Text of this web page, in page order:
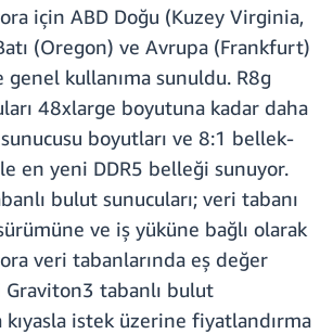
için ABD Doğu (Kuzey Virginia,
(Oregon) ve Avrupa (Frankfurt)
kullanıma sunuldu. R8g
48xlarge boyutuna kadar daha
boyutları ve 8:1 bellek-
en yeni DDR5 belleği sunuyor.
bulut sunucuları; veri tabanı
ve iş yüküne bağlı olarak
veri tabanlarında eş değer
tabanlı bulut
kıyasla istek üzerine fiyatlandırma